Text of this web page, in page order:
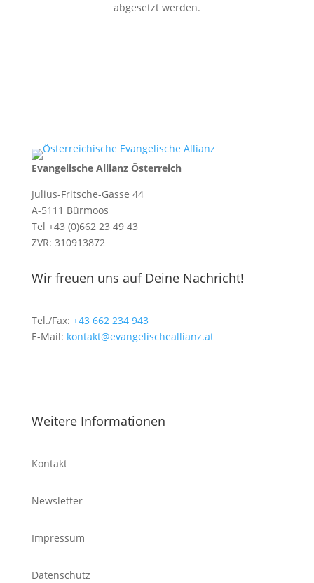
abgesetzt werden.
Evangelische Allianz Österreich
Julius-Fritsche-Gasse 44
A-5111 Bürmoos
Tel +43 (0)662 23 49 43
ZVR: 310913872
Wir freuen uns auf Deine Nachricht!
Tel./Fax: +43 662 234 943
E-Mail: kontakt@evangelischeallianz.at
Weitere Informationen
Kontakt
Newsletter
Impressum
Datenschutz